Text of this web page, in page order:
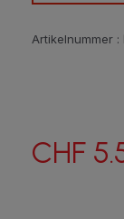
Artikelnummer :
CHF